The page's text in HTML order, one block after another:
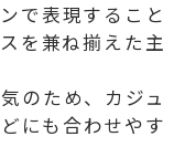
で表現すること
を兼ね揃えた主
のため、カジュ
にも合わせやす